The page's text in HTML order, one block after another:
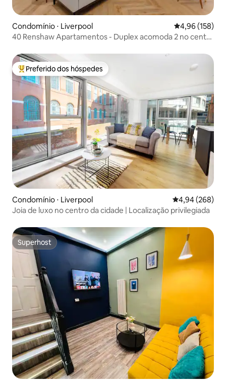
Condomínio ⋅ Liverpool 4,96 de uma
4,96 (158)
40 Renshaw Apartamentos - Duplex acomoda 2 no centro
Entre os melhores preferidos dos hóspedes
Preferido dos hóspedes
Condomínio ⋅ Liverpool 4,94 de uma
4,94 (268)
Joia de luxo no centro da cidade | Localização privilegiada
Superhost
Superhost